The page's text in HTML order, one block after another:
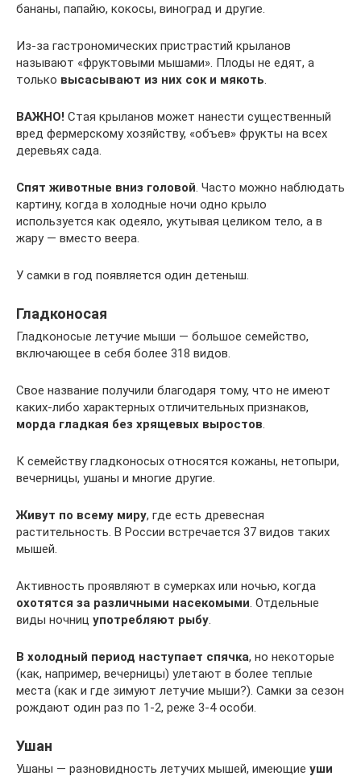
бананы, папайю, кокосы, виноград и другие.
Из-за гастрономических пристрастий крыланов
называют «фруктовыми мышами». Плоды не едят, а
только высасывают из них сок и мякоть.
ВАЖНО! Стая крыланов может нанести существенный
вред фермерскому хозяйству, «объев» фрукты на всех
деревьях сада.
Спят животные вниз головой. Часто можно наблюдать
картину, когда в холодные ночи одно крыло
используется как одеяло, укутывая целиком тело, а в
жару — вместо веера.
У самки в год появляется один детеныш.
Гладконосая
Гладконосые летучие мыши — большое семейство,
включающее в себя более 318 видов.
Свое название получили благодаря тому, что не имеют
каких-либо характерных отличительных признаков,
морда гладкая без хрящевых выростов.
К семейству гладконосых относятся кожаны, нетопыри,
вечерницы, ушаны и многие другие.
Живут по всему миру, где есть древесная
растительность. В России встречается 37 видов таких
мышей.
Активность проявляют в сумерках или ночью, когда
охотятся за различными насекомыми. Отдельные
виды ночниц употребляют рыбу.
В холодный период наступает спячка, но некоторые
(как, например, вечерницы) улетают в более теплые
места (как и где зимуют летучие мыши?). Самки за сезон
рождают один раз по 1-2, реже 3-4 особи.
Ушан
Ушаны — разновидность летучих мышей, имеющие уши